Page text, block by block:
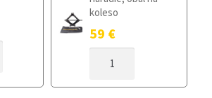
koleso
59 €
DOJAZDOVÉ